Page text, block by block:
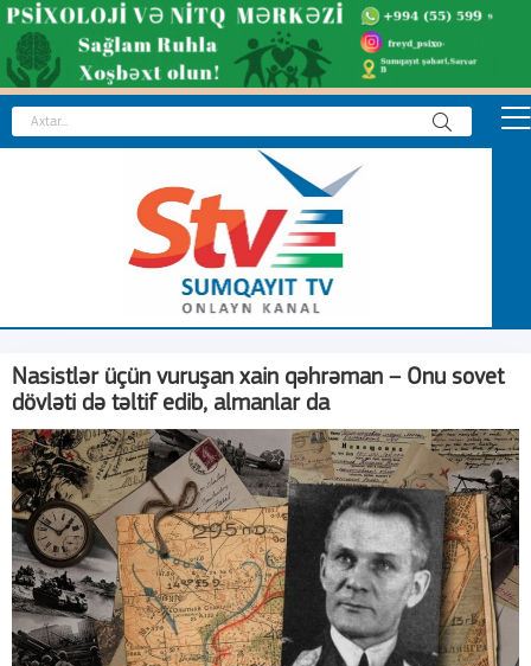
Nasistlər üçün vuruşan xain qəhrəman – Onu sovet
dövləti də təltif edib, almanlar da